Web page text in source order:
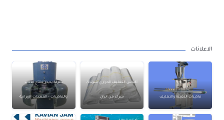
الاعلانات
ماكينات التعبئة والتغليف
أكياس التغليف الحراري شرنك/
شراء من ايران
شركة پديدار لانتاج الآلات
والماكينات – المنتجات الإيرانية